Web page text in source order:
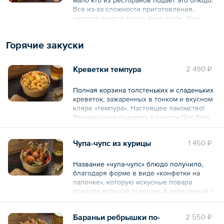
8 порций по 400 г.
Все из-за сложности приготовления,
которое длится почти двое суток. Утку
паром, поливая каждые два часа
сочным и мягким.
В набор также входят спринг-роллы и
кисло-сладкий соус.
4 порции по 300 г.
Горячие закуски
2 490 ₽
Креветки темпура
Полная корзина толстеньких и сладеньких
креветок, зажаренных в тонком и вкусном
кляре «темпура». Настоящее лакомство!
Рекомендуем подавать с соусом Дор Блю.
1 450 ₽
Чупа-чупс из курицы
Название «чупа-чупс» блюдо получило,
благодаря форме в виде «конфетки на
палочке», которую искусные повара
придали куриной голяшке. А запеченная с
мёдом и горчицей, закуска получилось не
2 550 ₽
Бараньи ребрышки по-